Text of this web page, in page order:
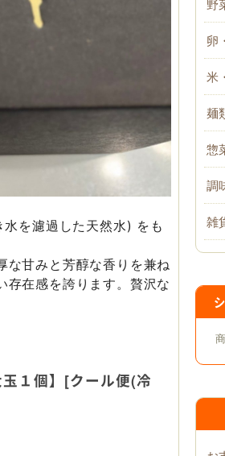
を濾過した天然水) をも
な甘みと芳醇な香りを兼ね
存在感を誇ります。贅沢な
１個】[クール便(冷
野
卵
米
麺
惣
調
雑